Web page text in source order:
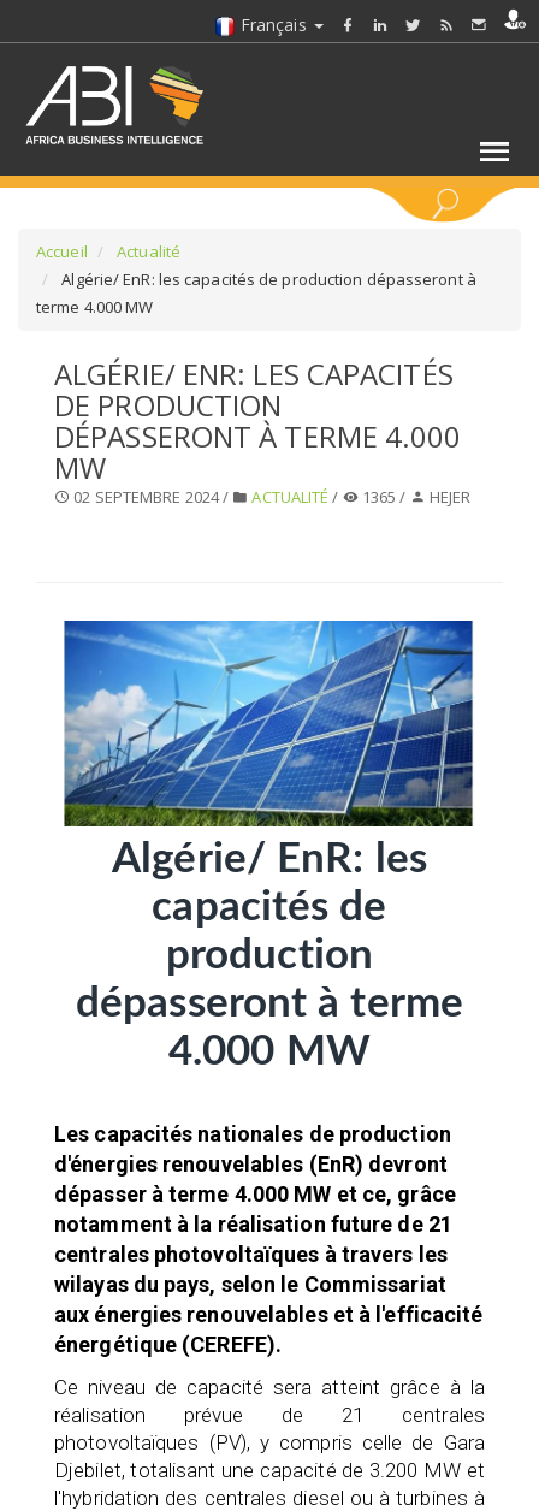
Français
SÉLECTIONNEZ UN DOSSIER
SELECTIONNEZ UNE SECTION
Accueil
Actualité
Algérie/ EnR: les capacités de production dépasseront à
terme 4.000 MW
ALGÉRIE/ ENR: LES CAPACITÉS
DE PRODUCTION
DÉPASSERONT À TERME 4.000
MW
02 SEPTEMBRE 2024 / ACTUALITÉ / 1365 / HEJER
Algérie/ EnR: les
capacités de
production
dépasseront à terme
4.000 MW
Les capacités nationales de production
d'énergies renouvelables (EnR) devront
dépasser à terme 4.000 MW et ce, grâce
notamment à la réalisation future de 21
centrales photovoltaïques à travers les
wilayas du pays, selon le Commissariat
aux énergies renouvelables et à l'efficacité
énergétique (CEREFE).
Ce niveau de capacité sera atteint grâce à la
réalisation prévue de 21 centrales
photovoltaïques (PV), y compris celle de Gara
Djebilet, totalisant une capacité de 3.200 MW et
l'hybridation des centrales diesel ou à turbines à